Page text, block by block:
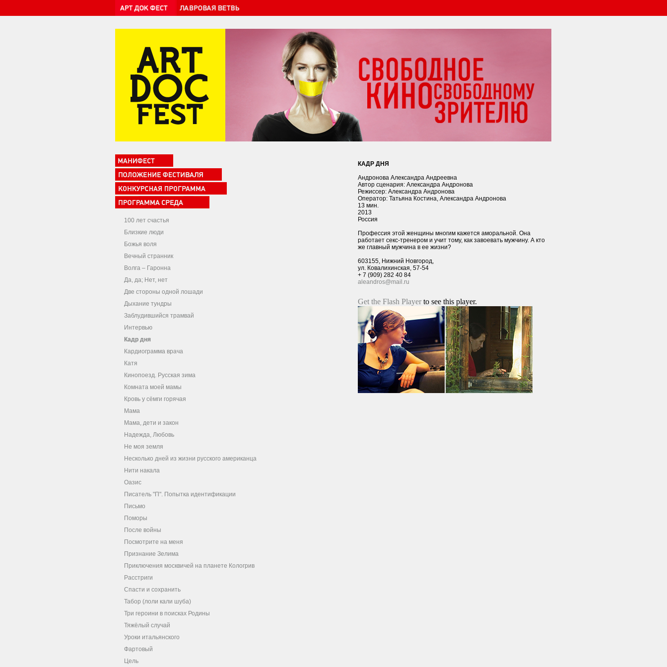
100 лет счастья
Близкие люди
Божья воля
Вечный странник
Волга – Гаронна
Да, да; Нет, нет
Две стороны одной лошади
Дыхание тундры
Заблудившийся трамвай
Интервью
Кадр дня
Кардиограмма врача
Катя
Кинопоезд. Русская зима
Комната моей мамы
Кровь у сёмги горячая
Мама
Мама, дети и закон
Надежда, Любовь
Не моя земля
Несколько дней из жизни русского американца
Нити накала
Оазис
Писатель "П". Попытка идентификации
Письмо
Поморы
После войны
Посмотрите на меня
Признание Зелима
Приключения москвичей на планете Кологрив
Расстриги
Спасти и сохранить
Табор (лоли кали шуба)
Три героини в поисках Родины
Тяжёлый случай
Уроки итальянского
Фартовый
Цель
КАДР ДНЯ
Андронова Александра Андреевна
Автор сценария: Александра Андронова
Режиссер: Александра Андронова
Оператор: Татьяна Костина, Александра Андронова
13 мин.
2013
Россия
Профессия этой женщины многим кажется аморальной. Она
работает секс-тренером и учит тому, как завоевать мужчину. А кто
же главный мужчина в ее жизни?
603155, Нижний Новгород,
ул. Ковалихинская, 57-54
+ 7 (909) 282 40 84
aleandros@mail.ru
Get the Flash Player to see this player.